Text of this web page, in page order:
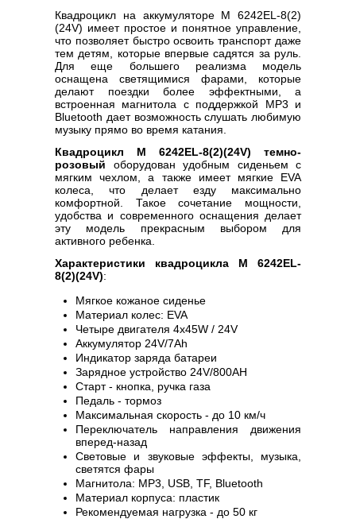
Квадроцикл на аккумуляторе M 6242EL-8(2)
(24V) имеет простое и понятное управление,
что позволяет быстро освоить транспорт даже
тем детям, которые впервые садятся за руль.
Для еще большего реализма модель
оснащена светящимися фарами, которые
делают поездки более эффектными, а
встроенная магнитола с поддержкой MP3 и
Bluetooth дает возможность слушать любимую
музыку прямо во время катания.
Квадроцикл M 6242EL-8(2)(24V) темно-
розовый оборудован удобным сиденьем с
мягким чехлом, а также имеет мягкие EVA
колеса, что делает езду максимально
комфортной. Такое сочетание мощности,
удобства и современного оснащения делает
эту модель прекрасным выбором для
активного ребенка.
Характеристики квадроцикла M 6242EL-
8(2)(24V):
Мягкое кожаное сиденье
Материал колес: EVA
Четыре двигателя 4х45W / 24V
Аккумулятор 24V/7Ah
Индикатор заряда батареи
Зарядное устройство 24V/800AH
Старт - кнопка, ручка газа
Педаль - тормоз
Максимальная скорость - до 10 км/ч
Переключатель направления движения
вперед-назад
Световые и звуковые эффекты, музыка,
светятся фары
Магнитола: MP3, USB, TF, Bluetooth
Материал корпуса: пластик
Рекомендуемая нагрузка - до 50 кг